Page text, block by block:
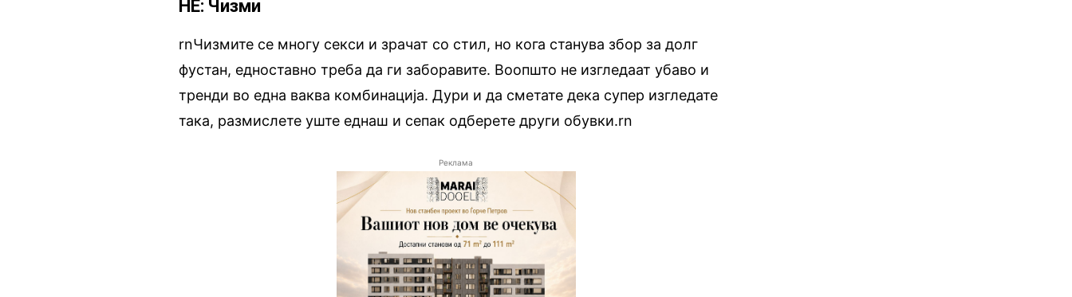
НЕ: Чизми
rnЧизмите се многу секси и зрачат со стил, но кога станува збор за долг
фустан, едноставно треба да ги заборавите. Воопшто не изгледаат убаво и
тренди во една ваква комбинација. Дури и да сметате дека супер изгледате
така, размислете уште еднаш и сепак одберете други обувки.rn
Реклама